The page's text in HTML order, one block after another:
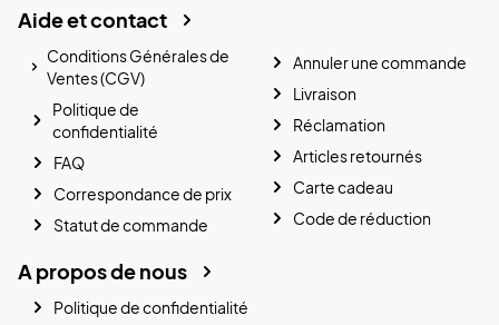
Aide et contact
Conditions Générales de
Ventes (CGV)
Politique de
confidentialité
FAQ
Correspondance de prix
Statut de commande
Annuler une commande
Livraison
Réclamation
Articles retournés
Carte cadeau
Code de réduction
A propos de nous
Politique de confidentialité